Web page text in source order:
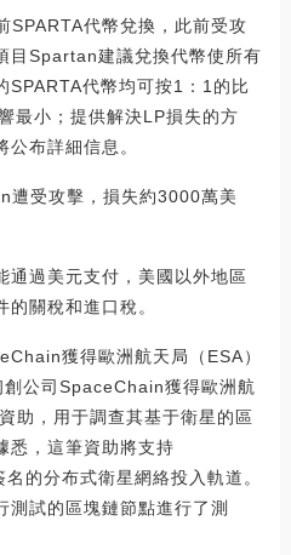
代幣兌換，此前受攻
目Spartan建議兌換代幣使所有
SPARTA代幣均可按1：1的比
最小；提供解決LP損失的方
布詳細信息。
遭受攻擊，損失約3000萬美
通過美元支付，美國以外地區
關稅和進口稅。
獲得歐洲航天局（ESA）
公司SpaceChain獲得歐洲航
助，用于調查其基于衛星的區
悉，這筆資助將支持
的分布式衛星網絡投入軌道。
測試的區塊鏈節點進行了測